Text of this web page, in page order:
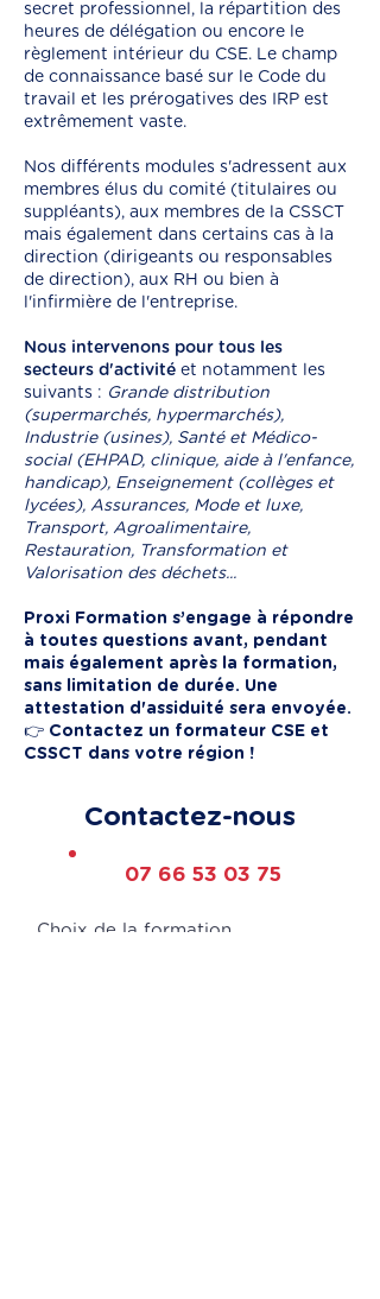
secret professionnel, la répartition des
heures de délégation ou encore le
règlement intérieur du CSE. Le champ
de connaissance basé sur le Code du
travail et les prérogatives des IRP est
extrêmement vaste.
Nos différents modules s'adressent aux
membres élus du comité (titulaires ou
suppléants), aux membres de la CSSCT
mais également dans certains cas à la
direction (dirigeants ou responsables
de direction), aux RH ou bien à
l'infirmière de l'entreprise.
Nous intervenons pour tous les
secteurs d'activité et notamment les
suivants : Grande distribution
(supermarchés, hypermarchés),
Industrie (usines), Santé et Médico-
social (EHPAD, clinique, aide à l'enfance,
handicap), Enseignement (collèges et
lycées), Assurances, Mode et luxe,
Transport, Agroalimentaire,
Restauration, Transformation et
Valorisation des déchets...
Proxi Formation s’engage à répondre
à toutes questions avant, pendant
mais également après la formation,
sans limitation de durée. Une
attestation d'assiduité sera envoyée.
👉 Contactez un formateur CSE et
CSSCT dans votre région !
Contactez-nous
07 66 53 03 75
Choix de la formation